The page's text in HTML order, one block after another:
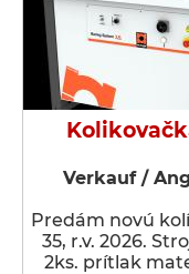
Verkauf /
Predám novú
35, r.v. 2026.
2ks. prítlak